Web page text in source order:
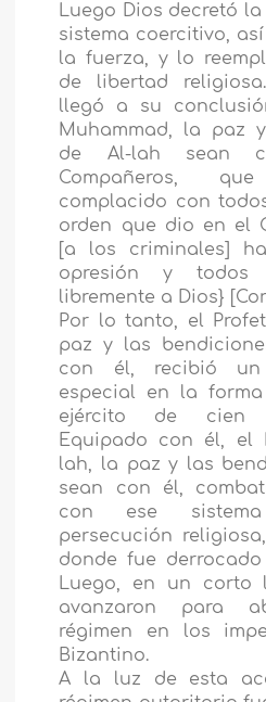
Luego Dios decretó
sistema coercitivo,
la fuerza, y lo
de libertad
llegó a su
Muhammad, la paz
de Al-lah sean
Compañeros,
complacido con
orden que dio en el
[a los criminales]
opresión y todos
libremente a Dios}
Por lo tanto, el
paz y las
con él, recibió un
especial en la
ejército de cien
Equipado con él, el
lah, la paz y las
sean con él,
con ese
persecución
donde fue
Luego, en un corto
avanzaron para
régimen en los
Bizantino.
A la luz de esta